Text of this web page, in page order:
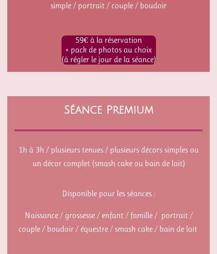
simple / portrait / couple / boudoir
59€ à la réservation
+ pack de photos au choix
(à régler le jour de la séance)
Séance Premium
1h à 3h / plusieurs tenues / plusieurs décors simples ou
un décor complet (smash cake ou bain de lait)
Disponible pour les séances :
Naissance / grossesse / enfant / famille / portrait /
couple / boudoir / équestre / smash cake / bain de lait